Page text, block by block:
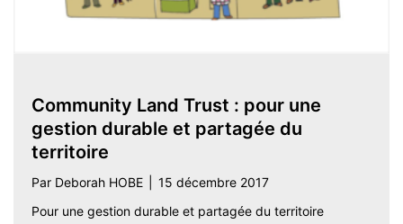
Community Land Trust : pour une
gestion durable et partagée du
territoire
Par Deborah HOBE
15 décembre 2017
Pour une gestion durable et partagée du territoire